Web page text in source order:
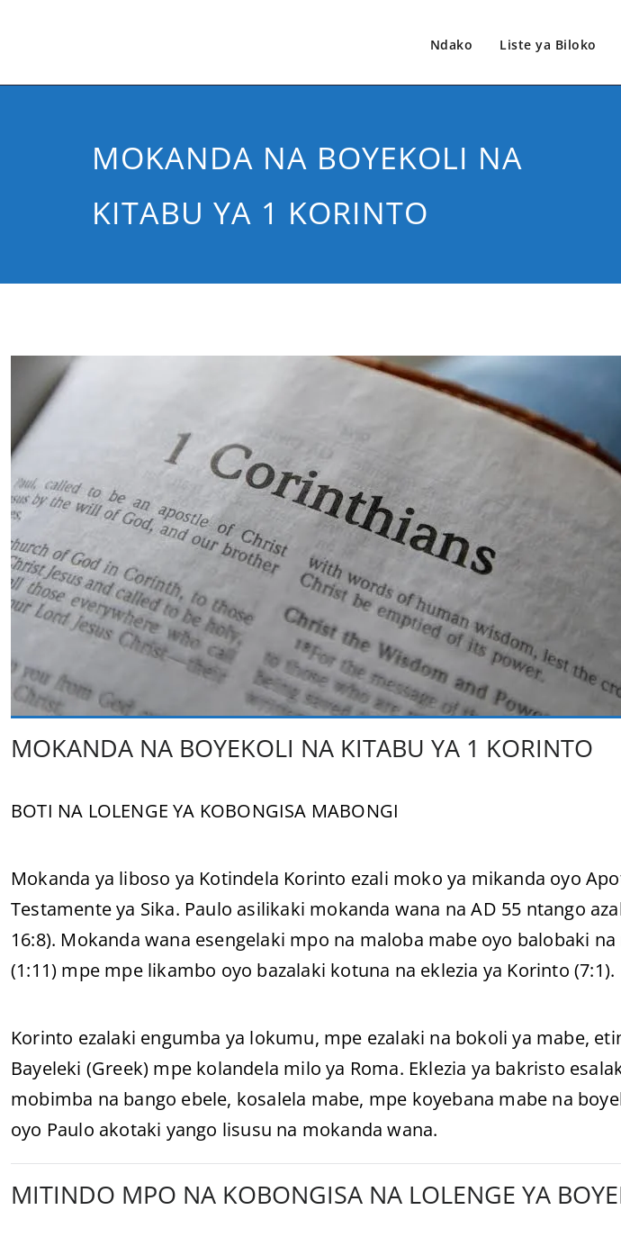
Ndako Liste ya Biloko
MOKANDA NA BOYEKOLI NA
KITABU YA 1 KORINTO
MOKANDA NA BOYEKOLI NA KITABU YA 1 KORINTO
BOTI NA LOLENGE YA KOBONGISA MABONGI
Mokanda ya liboso ya Kotindela Korinto ezali moko ya mikanda oyo
Testamente ya Sika. Paulo asilikaki mokanda wana na AD 55 ntango
16:8). Mokanda wana esengelaki mpo na maloba mabe oyo balobaki
(1:11) mpe mpe likambo oyo bazalaki kotuna na eklezia ya Korinto (7:1).
Korinto ezalaki engumba ya lokumu, mpe ezalaki na bokoli ya mabe,
Bayeleki (Greek) mpe kolandela milo ya Roma. Eklezia ya bakristo
mobimba na bango ebele, kosalela mabe, mpe koyebana mabe na
oyo Paulo akotaki yango lisusu na mokanda wana.
MITINDO MPO NA KOBONGISA NA LOLENGE YA